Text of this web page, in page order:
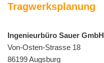
Tragwerksplanung
Ingenieurbüro Sauer GmbH
Von-Osten-Strasse 18
86199 Augsburg